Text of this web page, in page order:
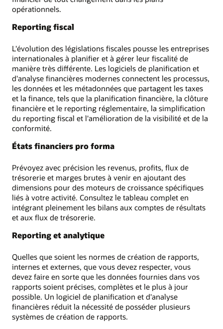
opérationnels.
Reporting fiscal
L'évolution des législations fiscales pousse les entreprises
internationales à planifier et à gérer leur fiscalité de
manière très différente. Les logiciels de planification et
d'analyse financières modernes connectent les processus,
les données et les métadonnées que partagent les taxes
et la finance, tels que la planification financière, la clôture
financière et le reporting réglementaire, la simplification
du reporting fiscal et l'amélioration de la visibilité et de la
conformité.
États financiers pro forma
Prévoyez avec précision les revenus, profits, flux de
trésorerie et marges brutes à venir en ajoutant des
dimensions pour des moteurs de croissance spécifiques
liés à votre activité. Consultez le tableau complet en
intégrant pleinement les bilans aux comptes de résultats
et aux flux de trésorerie.
Reporting et analytique
Quelles que soient les normes de création de rapports,
internes et externes, que vous devez respecter, vous
devez faire en sorte que les données fournies dans vos
rapports soient précises, complètes et le plus à jour
possible. Un logiciel de planification et d'analyse
financières réduit la nécessité de posséder plusieurs
systèmes de création de rapports.